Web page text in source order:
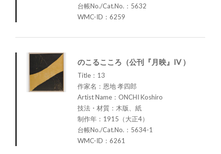
台帳No./Cat.No.：5632
WMC-ID：6259
のこるこころ（公刊『月映』IV ）
Title：13
作家名：恩地 孝四郎
Artist Name：ONCHI Koshiro
技法・材質：木版、紙
制作年：1915（大正4）
台帳No./Cat.No.：5634-1
WMC-ID：6261